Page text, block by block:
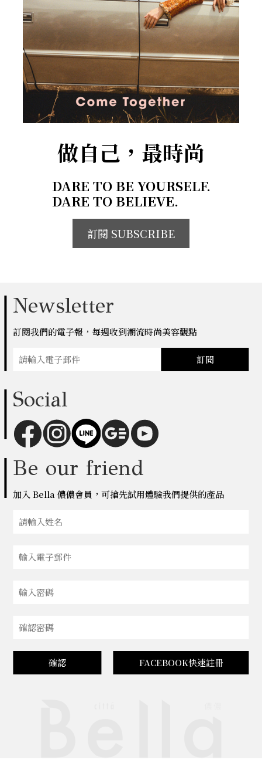
做自己，最時尚
DARE TO BE YOURSELF.
DARE TO BELIEVE.
訂閱 SUBSCRIBE
Newsletter
訂閱我們的電子報，每週收到潮流時尚美容觀點
訂閱
Social
Be our friend
加入 Bella 儂儂會員，可搶先試用體驗我們提供的產品
確認 FACEBOOK快速註冊